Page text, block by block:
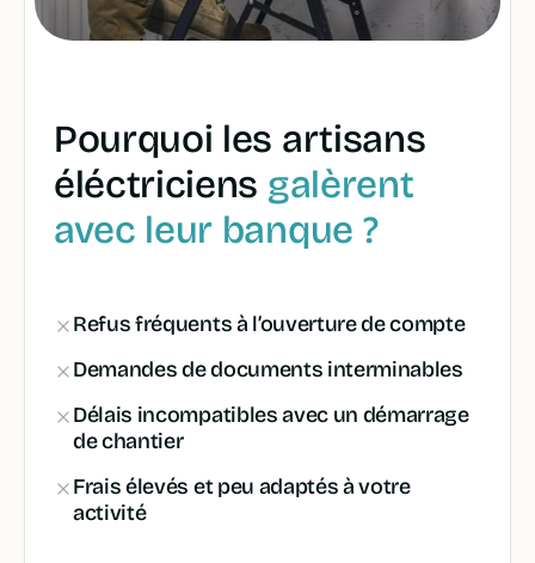
Pourquoi les artisans
éléctriciens galèrent
avec leur banque ?
Refus fréquents à l’ouverture de compte
Demandes de documents interminables
Délais incompatibles avec un démarrage
de chantier
Frais élevés et peu adaptés à votre
activité